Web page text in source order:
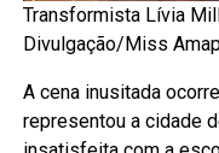
Transformista Lívia
Divulgação/Miss
A cena inusitada
representou a cidade